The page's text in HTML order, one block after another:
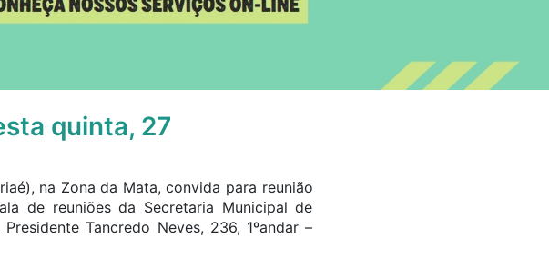
quinta, 27
na Zona da Mata, convida para reunião
de reuniões da Secretaria Municipal de
Tancredo Neves, 236, 1ºandar –